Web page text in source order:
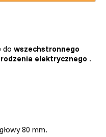
do wszechstronnego
elektrycznego .
80 mm.